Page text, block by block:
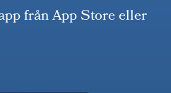
från App Store eller